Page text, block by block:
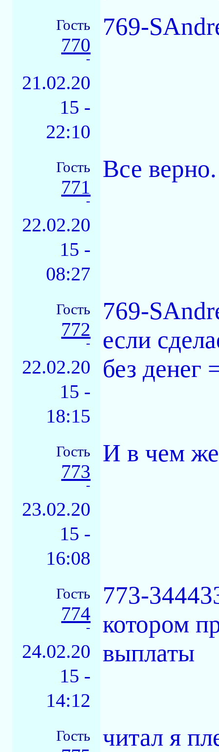
Гость
770
-
21.02.20
15 -
22:10
769-
Гость
771
-
22.02.20
15 -
08:27
Все верно.
Гость
772
-
22.02.20
15 -
18:15
769-
если
без денег
Гость
773
-
23.02.20
15 -
16:08
И в чем же
Гость
774
-
24.02.20
15 -
14:12
773-
котором
выплаты
Гость читал я